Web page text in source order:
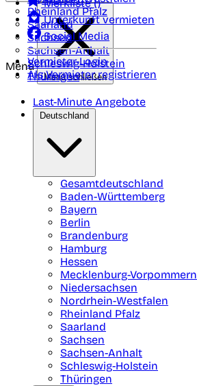
Rheinland Pfalz
Saarland
Sachsen
Sachsen-Anhalt
Schleswig-Holstein
Thüringen
Merkliste ()
Unterkunft vermieten
Social Media
Vermieter-Login
Als Vermieter registrieren
Menü
Menü schließen
Last-Minute Angebote
Deutschland
Gesamtdeutschland
Baden-Württemberg
Bayern
Berlin
Brandenburg
Hamburg
Hessen
Mecklenburg-Vorpommern
Niedersachsen
Nordrhein-Westfalen
Rheinland Pfalz
Saarland
Sachsen
Sachsen-Anhalt
Schleswig-Holstein
Thüringen